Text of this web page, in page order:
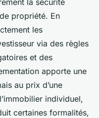
propriété. En
les
via des règles
et des
apporte une
au prix d’une
individuel,
certaines formalités,